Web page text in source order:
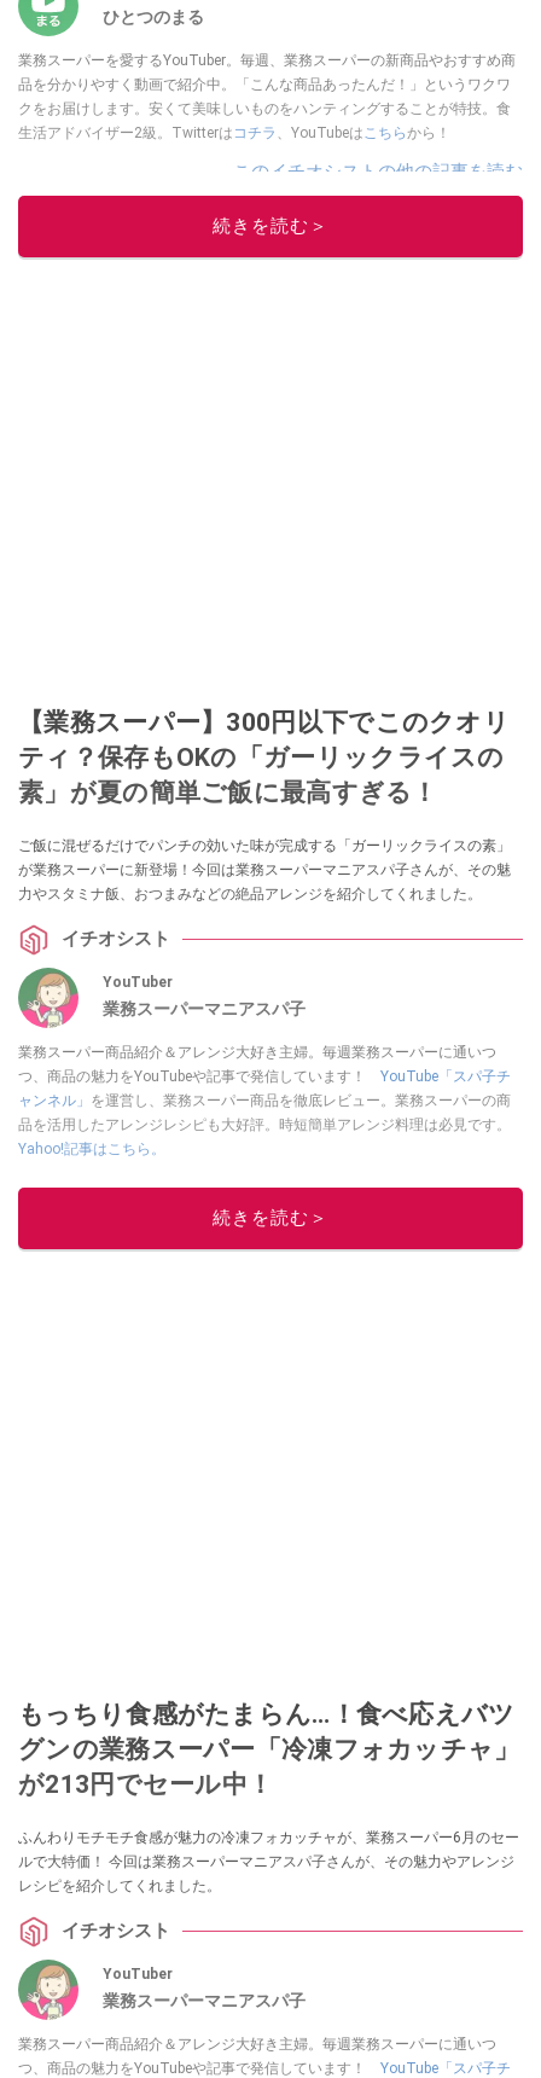
ひとつのまる
業務スーパーを愛するYouTuber。毎週、業務スーパーの新商品やおすすめ商
品を分かりやすく動画で紹介中。「こんな商品あったんだ！」というワクワ
クをお届けします。安くて美味しいものをハンティングすることが特技。食
生活アドバイザー2級。Twitterは コチラ 、YouTubeは こちらから！
このイチオシストの他の記事を読む
続きを読む＞
【業務スーパー】300円以下でこのクオリ
ティ？保存もOKの「ガーリックライスの
素」が夏の簡単ご飯に最高すぎる！
ご飯に混ぜるだけでパンチの効いた味が完成する「ガーリックライスの素」
が業務スーパーに新登場！今回は業務スーパーマニアスパ子さんが、その魅
力やスタミナ飯、おつまみなどの絶品アレンジを紹介してくれました。
イチオシスト
YouTuber
業務スーパーマニアスパ子
業務スーパー商品紹介＆アレンジ大好き主婦。毎週業務スーパーに通いつ
つ、商品の魅力をYouTubeや記事で発信しています！ YouTube「スパ子チ
ャンネル」 を運営し、業務スーパー商品を徹底レビュー。業務スーパーの商
品を活用したアレンジレシピも大好評。時短簡単アレンジ料理は必見です。
Yahoo!記事はこちら。
このイチオシストの他の記事を読む
続きを読む＞
もっちり食感がたまらん…！食べ応えバツ
グンの業務スーパー「冷凍フォカッチャ」
が213円でセール中！
ふんわりモチモチ食感が魅力の冷凍フォカッチャが、業務スーパー6月のセー
ルで大特価！ 今回は業務スーパーマニアスパ子さんが、その魅力やアレンジ
レシピを紹介してくれました。
イチオシスト
YouTuber
業務スーパーマニアスパ子
業務スーパー商品紹介＆アレンジ大好き主婦。毎週業務スーパーに通いつ
つ、商品の魅力をYouTubeや記事で発信しています！ YouTube「スパ子チ